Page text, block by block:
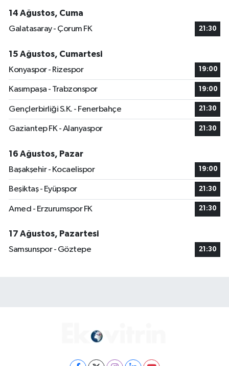
14 Ağustos, Cuma
Galatasaray - Çorum FK
21:30
15 Ağustos, Cumartesi
Konyaspor - Rizespor
19:00
Kasımpaşa - Trabzonspor 19:00
Gençlerbirliği S.K. - Fenerbahçe 21:30
Gaziantep FK - Alanyaspor 21:30
16 Ağustos, Pazar
Başakşehir - Kocaelispor
19:00
Beşiktaş - Eyüpspor 21:30
Amed - Erzurumspor FK 21:30
17 Ağustos, Pazartesi
Samsunspor - Göztepe
21:30